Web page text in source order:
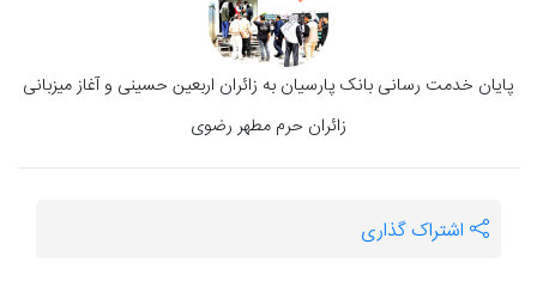
پایان خدمت رسانی بانک پارسیان به زائران اربعین حسینی و آغاز میزبانی
زائران حرم مطهر رضوی
اشتراک گذاری